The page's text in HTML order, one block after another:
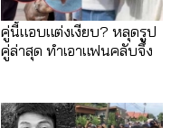
คู่นี้แอบแต่งเงียบ? หลุดรูป
คู่ล่าสุด ทำเอาแฟนคลับจึ้ง